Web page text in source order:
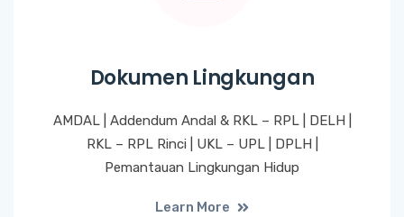
Dokumen Lingkungan
AMDAL | Addendum Andal & RKL – RPL | DELH |
RKL – RPL Rinci | UKL – UPL | DPLH |
Pemantauan Lingkungan Hidup
Learn More